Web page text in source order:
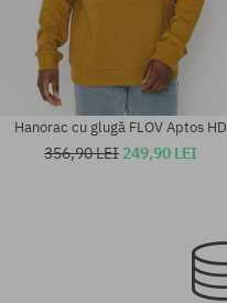
Hanorac cu glugă FLOV Aptos HD
356,90 LEI 249,90 LEI